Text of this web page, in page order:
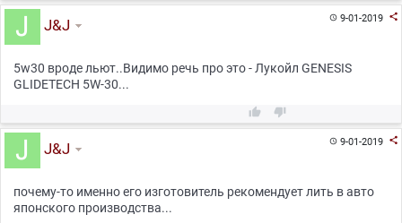
9-01-2019 
J&J
5w30 вроде льют..Видимо речь про это - Лукойл GENESIS
GLIDETECH 5W-30...
 
9-01-2019 
J&J
почему-то именно его изготовитель рекомендует лить в авто
японского производства...